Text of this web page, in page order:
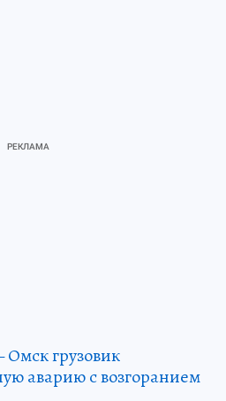
грузовик
аварию с возгоранием